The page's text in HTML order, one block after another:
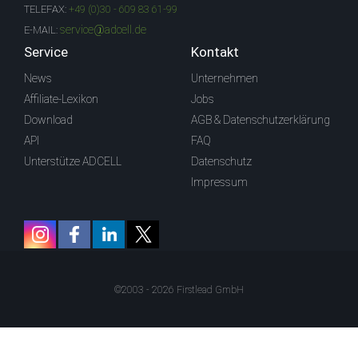
TELEFAX: +49 (0)30 - 609 83 61-99
E-MAIL: service@adcell.de
Service
News
Affiliate-Lexikon
Download
API
Unterstütze ADCELL
Kontakt
Unternehmen
Jobs
AGB & Datenschutzerklärung
FAQ
Datenschutz
Impressum
©2003 - 2026 Firstlead GmbH